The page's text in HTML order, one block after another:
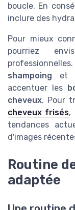
boucle. En
inclure des
Pour mieux
pourriez
shampoing et
accentuer les
cheveux. Pour
cheveux frisés,
tendances
d'images
Routine
adaptée